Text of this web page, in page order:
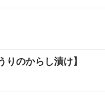
のからし漬け】